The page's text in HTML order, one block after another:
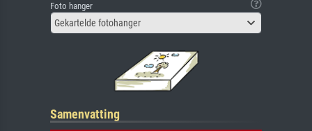
Foto hanger
Gekartelde fotohanger
Samenvatting